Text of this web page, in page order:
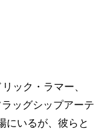
ック・ラマー、
ッグシップアーテ
にいるが、彼らと